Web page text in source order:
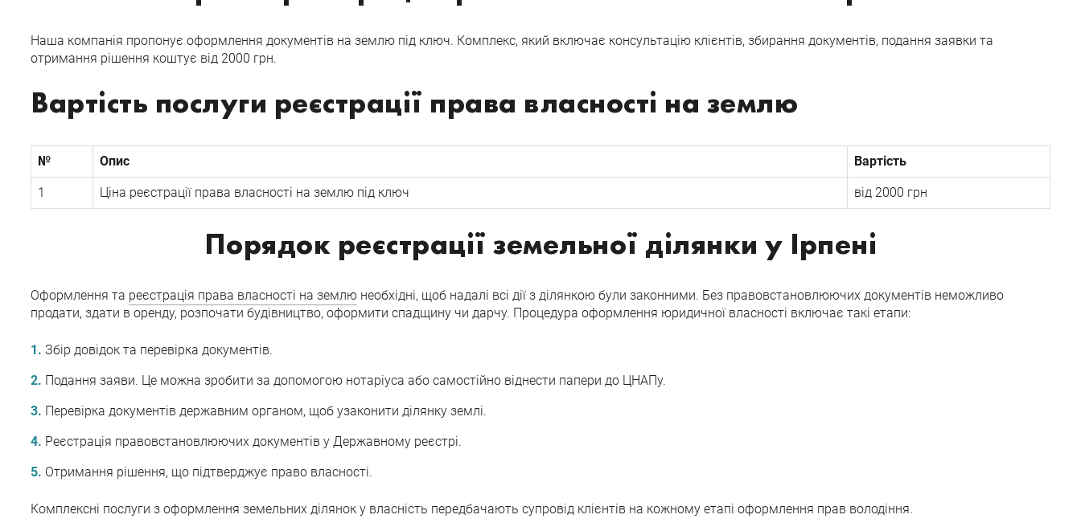
Наша компанія пропонує оформлення документів на землю під ключ. Комплекс, який включає консультацію клієнтів, збирання документів, подання заявки та
отримання рішення коштує від 2000 грн.
Вартість послуги реєстрації права власності на землю
№ Опис Вартість
1 Ціна реєстрації права власності на землю під ключ від 2000 грн
Порядок реєстрації земельної ділянки у Ірпені
Оформлення та реєстрація права власності на землю необхідні, щоб надалі всі дії з ділянкою були законними. Без правовстановлюючих документів неможливо
продати, здати в оренду, розпочати будівництво, оформити спадщину чи дарчу. Процедура оформлення юридичної власності включає такі етапи:
Збір довідок та перевірка документів.
Подання заяви. Це можна зробити за допомогою нотаріуса або самостійно віднести папери до ЦНАПу.
Перевірка документів державним органом, щоб узаконити ділянку землі.
Реєстрація правовстановлюючих документів у Державному реєстрі.
Отримання рішення, що підтверджує право власності.
Комплексні послуги з оформлення земельних ділянок у власність передбачають супровід клієнтів на кожному етапі оформлення прав володіння.